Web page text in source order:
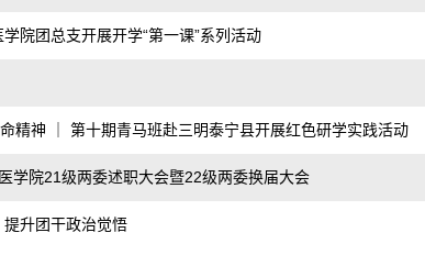
院团总支开展开学“第一课”系列活动
精神 ｜ 第十期青马班赴三明泰宁县开展红色研学实践活动
学院21级两委述职大会暨22级两委换届大会
升团干政治觉悟